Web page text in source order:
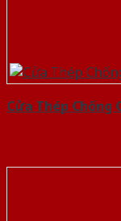
Cửa Thép Chống